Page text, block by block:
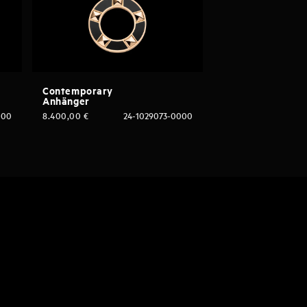
Contemporary
Anhänger
24-1029073-0000
8.400,00 €